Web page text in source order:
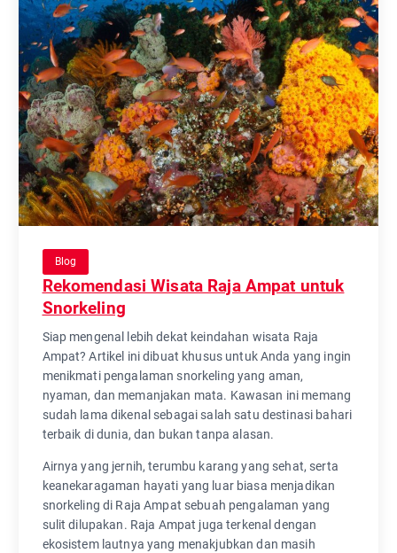
Blog
Rekomendasi Wisata Raja Ampat untuk
Snorkeling
Siap mengenal lebih dekat keindahan wisata Raja
Ampat? Artikel ini dibuat khusus untuk Anda yang ingin
menikmati pengalaman snorkeling yang aman,
nyaman, dan memanjakan mata. Kawasan ini memang
sudah lama dikenal sebagai salah satu destinasi bahari
terbaik di dunia, dan bukan tanpa alasan.
Airnya yang jernih, terumbu karang yang sehat, serta
keanekaragaman hayati yang luar biasa menjadikan
snorkeling di Raja Ampat sebuah pengalaman yang
sulit dilupakan. Raja Ampat juga terkenal dengan
ekosistem lautnya yang menakjubkan dan masih